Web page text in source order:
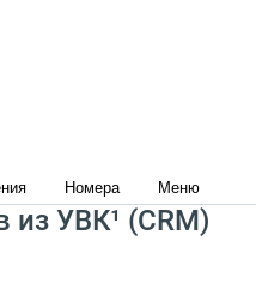
Номера Меню
месте
контактов
из УВК¹ (CRM)